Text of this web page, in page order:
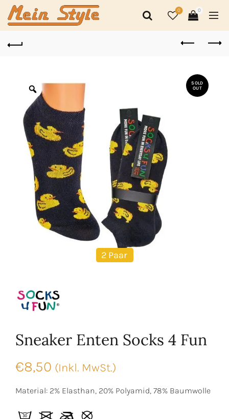
0 0
SOLD
OUT
2 Paar
Sneaker Enten Socks 4 Fun
€8,50 (Inkl. MwSt.)
Material: 2% Elasthan, 20% Polyamid, 78% Baumwolle